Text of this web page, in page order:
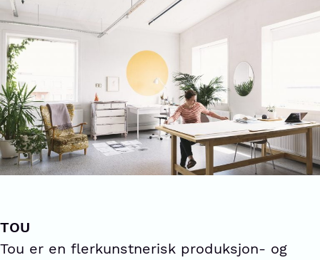
TOU
Tou er en flerkunstnerisk produksjon- og